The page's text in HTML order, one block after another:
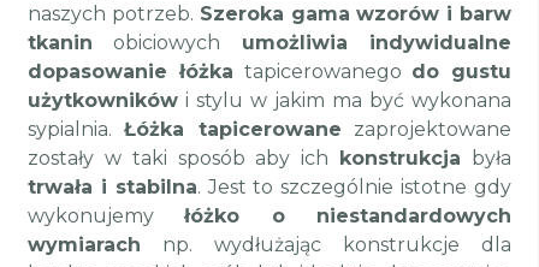
naszych potrzeb. Szeroka gama wzorów i barw
tkanin obiciowych umożliwia indywidualne
dopasowanie łóżka tapicerowanego do gustu
użytkowników i stylu w jakim ma być wykonana
sypialnia.Łóżka tapicerowane zaprojektowane
zostały w taki sposób aby ich konstrukcja była
trwała i stabilna. Jest to szczególnie istotne gdy
wykonujemyłóżko o niestandardowych
wymiarach np. wydłużając konstrukcje dla